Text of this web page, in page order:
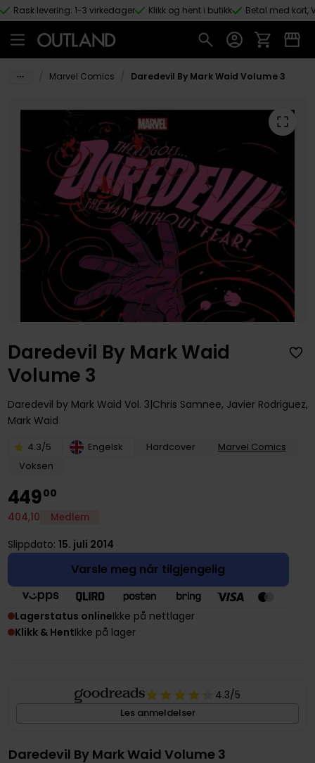
Hopp til hovedinnhold
Rask levering: 1-3 virkedager Klikk og hent i butikk Betal med kort,
Marvel Comics Daredevil By Mark Waid Volume 3
Daredevil By Mark Waid
Volume 3
Daredevil by Mark Waid Vol. 3 Chris Samnee, Javier Rodriguez,
Mark Waid
4.3/5 Engelsk Hardcover
Marvel Comics
Voksen
44900
404,10 Medlem
Slippdato: 15. juli 2014
Varsle meg når tilgjengelig
Lagerstatus onlineIkke på nettlager
Klikk & HentIkke på lager
4.3/5
Les anmeldelser
Daredevil By Mark Waid Volume 3